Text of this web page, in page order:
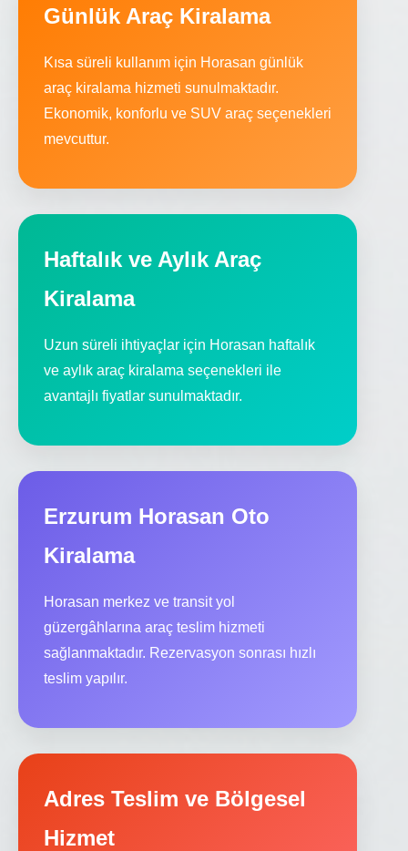
Günlük Araç Kiralama
Kısa süreli kullanım için Horasan günlük
araç kiralama hizmeti sunulmaktadır.
Ekonomik, konforlu ve SUV araç seçenekleri
mevcuttur.
Haftalık ve Aylık Araç
Kiralama
Uzun süreli ihtiyaçlar için Horasan haftalık
ve aylık araç kiralama seçenekleri ile
avantajlı fiyatlar sunulmaktadır.
Erzurum Horasan Oto
Kiralama
Horasan merkez ve transit yol
güzergâhlarına araç teslim hizmeti
sağlanmaktadır. Rezervasyon sonrası hızlı
teslim yapılır.
Adres Teslim ve Bölgesel
Hizmet